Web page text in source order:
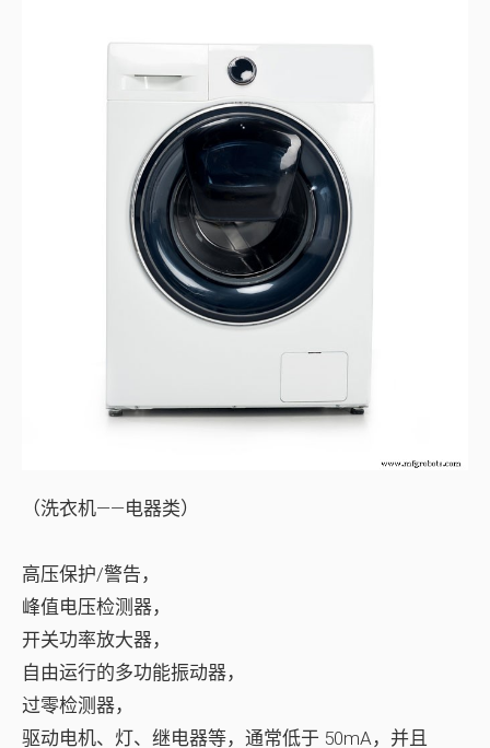
（洗衣机——电器类）
高压保护/警告，
峰值电压检测器，
开关功率放大器，
自由运行的多功能振动器，
过零检测器，
驱动电机、灯、继电器等，通常低于 50mA，并且